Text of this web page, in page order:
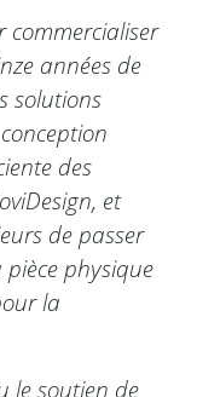
commercialiser
années de
solutions
des
et
de passer
physique
la
le soutien de